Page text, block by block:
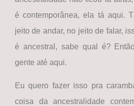
é contemporânea, ela tá aqui.
jeito de andar, no jeito de falar,
é ancestral, sabe qual é?
gente até aqui.
Eu quero fazer isso pra
coisa da ancestralidade